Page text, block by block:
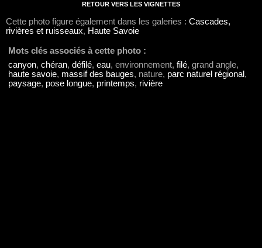
RETOUR VERS LES VIGNETTES
Cette photo figure également dans les galeries : Cascades,
rivières et ruisseaux, Haute Savoie
Mots clés associés à cette photo :
canyon, chéran, défilé, eau, environnement, filé, grand angle,
haute savoie, massif des bauges, nature, parc naturel régional,
paysage, pose longue, printemps, rivière